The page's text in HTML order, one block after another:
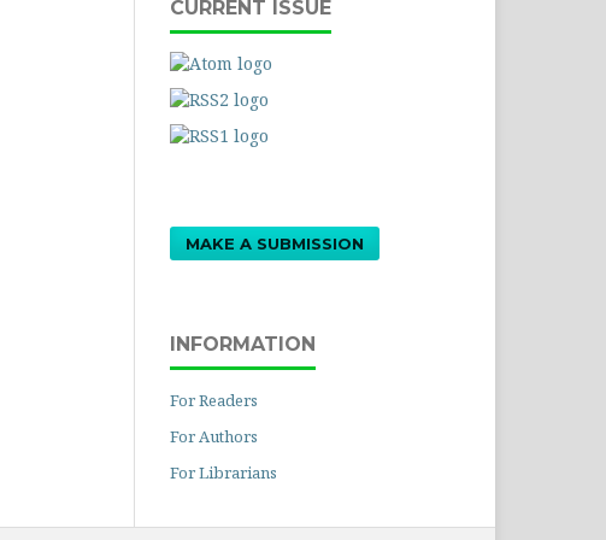
CURRENT ISSUE
MAKE A SUBMISSION
INFORMATION
For Readers
For Authors
For Librarians